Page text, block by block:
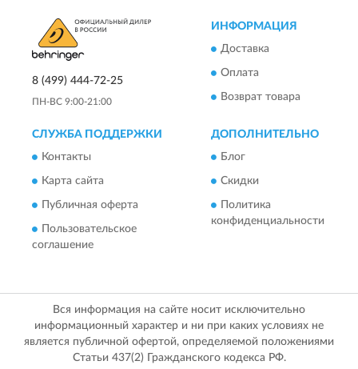
8 (499) 444-72-25
ПН-ВС 9:00-21:00
ИНФОРМАЦИЯ
Доставка
Оплата
Возврат товара
СЛУЖБА ПОДДЕРЖКИ
Контакты
Карта сайта
Публичная оферта
Пользовательское
соглашение
ДОПОЛНИТЕЛЬНО
Блог
Скидки
Политика
конфиденциальности
Вся информация на сайте носит исключительно
информационный характер и ни при каких условиях не
является публичной офертой, определяемой положениями
Статьи 437(2) Гражданского кодекса РФ.